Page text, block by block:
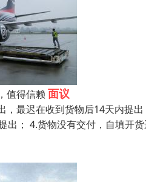
值得信赖 面议
最迟在收到货物后14天内提
出； 4.货物没有交付，自填开